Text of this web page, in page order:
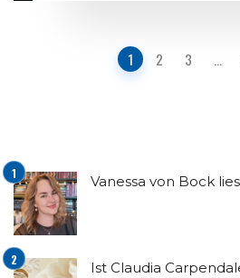
1 2 3 ...
Vanessa von Bock
Ist Claudia